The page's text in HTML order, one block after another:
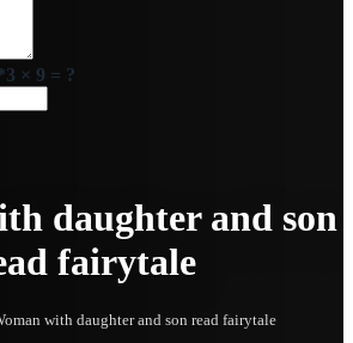
3 × 9 = ?
daughter and son
fairytale
with daughter and son read fairytale